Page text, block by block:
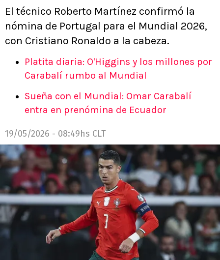
El técnico Roberto Martínez confirmó la
nómina de Portugal para el Mundial 2026,
con Cristiano Ronaldo a la cabeza.
Platita diaria: O'Higgins y los millones por
Carabalí rumbo al Mundial
Sueña con el Mundial: Omar Carabalí
entra en prenómina de Ecuador
19/05/2026 - 08:49hs CLT